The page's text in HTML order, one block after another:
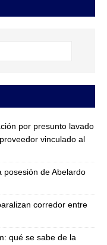
por presunto lavado
vinculado al
posesión de Abelardo
corredor entre
qué se sabe de la